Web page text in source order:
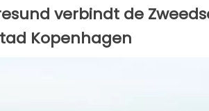
verbindt de
Kopenhagen